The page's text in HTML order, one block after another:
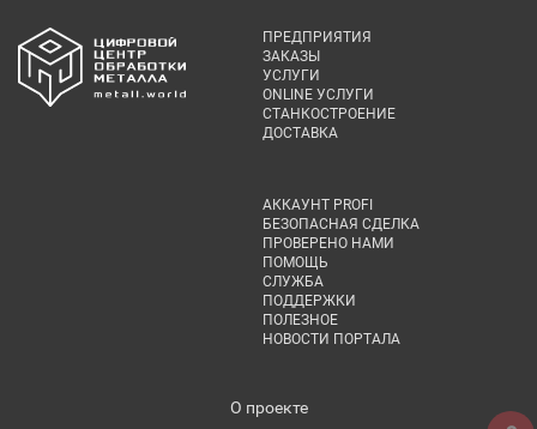
ПРЕДПРИЯТИЯ
ЗАКАЗЫ
УСЛУГИ
ONLINE УСЛУГИ
СТАНКОСТРОЕНИЕ
ДОСТАВКА
АККАУНТ PROFI
БЕЗОПАСНАЯ СДЕЛКА
ПРОВЕРЕНО НАМИ
ПОМОЩЬ
СЛУЖБА
ПОДДЕРЖКИ
ПОЛЕЗНОЕ
НОВОСТИ ПОРТАЛА
О проекте